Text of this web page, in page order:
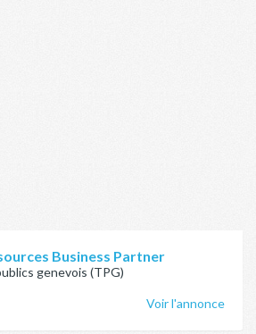
Business Partner
genevois (TPG)
Voir l'annonce